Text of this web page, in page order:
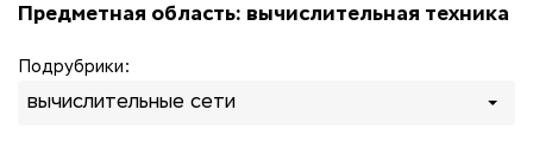
Предметная область: вычислительная техника
Подрубрики:
вычислительные сети